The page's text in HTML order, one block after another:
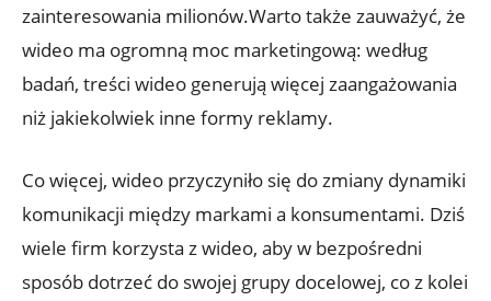
zainteresowania milionów.Warto także zauważyć, że
wideo ma ogromną moc marketingową: według
badań, treści wideo generują więcej zaangażowania
niż jakiekolwiek inne formy reklamy.
Co więcej, wideo przyczyniło się do zmiany dynamiki
komunikacji między markami a konsumentami. Dziś
wiele firm korzysta z wideo, aby w bezpośredni
sposób dotrzeć do swojej grupy docelowej, co z kolei